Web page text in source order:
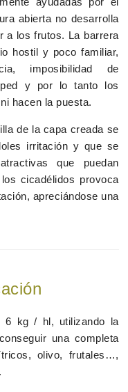
abierta no desarrolla
a los frutos. La barrera
hostil y poco familiar,
imposibilidad de
y por lo tanto los
hacen la puesta.
de la capa creada se
irritación y que se
que puedan
cicadélidos provoca
apreciándose una
6 kg / hl, utilizando la
una completa
olivo, frutales…,